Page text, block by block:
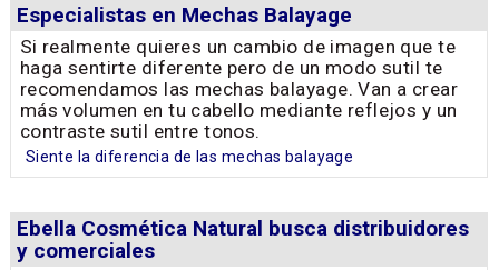
Especialistas en Mechas Balayage
Si realmente quieres un cambio de imagen que te
haga sentirte diferente pero de un modo sutil te
recomendamos las mechas balayage. Van a crear
más volumen en tu cabello mediante reflejos y un
contraste sutil entre tonos.
Siente la diferencia de las mechas balayage
Ebella Cosmética Natural busca distribuidores
y comerciales